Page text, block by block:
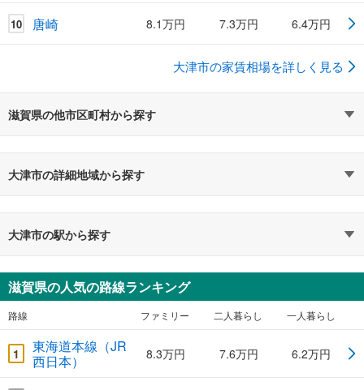
10 唐崎 8.1万円 7.3万円 6.4万円
大津市の家賃相場を詳しく見る
滋賀県の他市区町村から探す
大津市の詳細地域から探す
大津市の駅から探す
滋賀県の人気の路線ランキング
路線 ファミリー 二人暮らし 一人暮らし
1
東海道本線（JR
西日本）
8.3万円 7.6万円 6.2万円